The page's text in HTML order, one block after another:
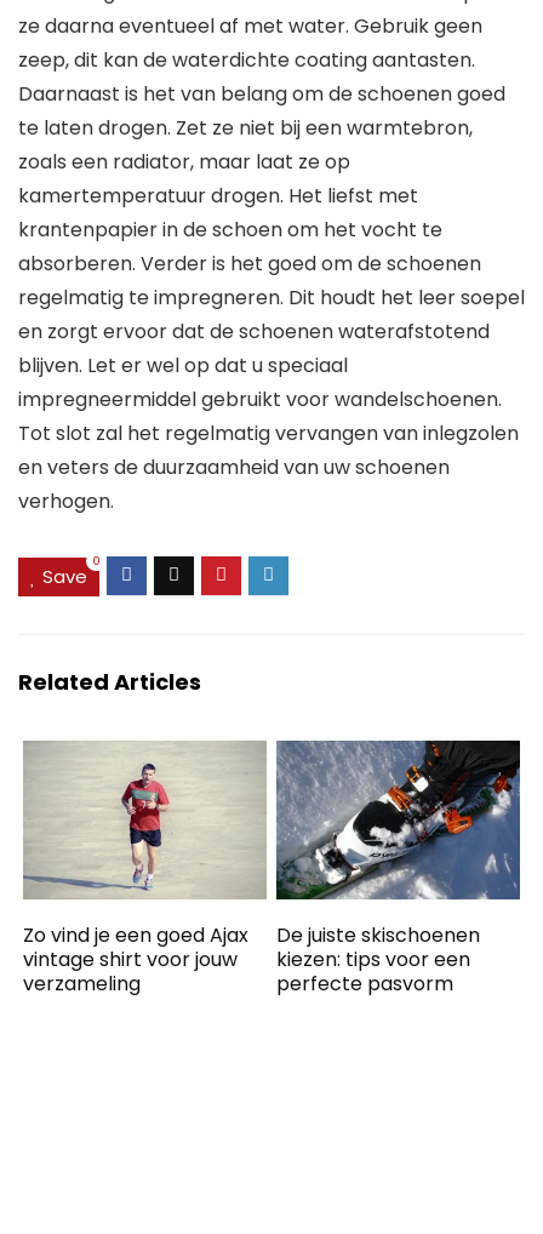
ze daarna eventueel af met water. Gebruik geen
zeep, dit kan de waterdichte coating aantasten.
Daarnaast is het van belang om de schoenen goed
te laten drogen. Zet ze niet bij een warmtebron,
zoals een radiator, maar laat ze op
kamertemperatuur drogen. Het liefst met
krantenpapier in de schoen om het vocht te
absorberen. Verder is het goed om de schoenen
regelmatig te impregneren. Dit houdt het leer soepel
en zorgt ervoor dat de schoenen waterafstotend
blijven. Let er wel op dat u speciaal
impregneermiddel gebruikt voor wandelschoenen.
Tot slot zal het regelmatig vervangen van inlegzolen
en veters de duurzaamheid van uw schoenen
verhogen.
Save
0
Related Articles
Zo vind je een goed Ajax
vintage shirt voor jouw
verzameling
De juiste skischoenen
kiezen: tips voor een
perfecte pasvorm